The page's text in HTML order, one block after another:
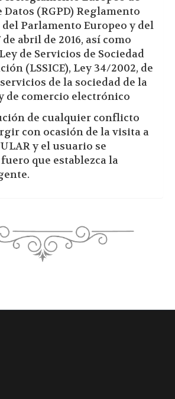
(RGPD) Reglamento
del Parlamento Europeo y del
de abril de 2016, así como
de Servicios de Sociedad
(LSSICE), Ley 34/2002, de
de la sociedad de la
de comercio electrónico
de cualquier conflicto
con ocasión de la visita a
y el usuario se
que establezca la